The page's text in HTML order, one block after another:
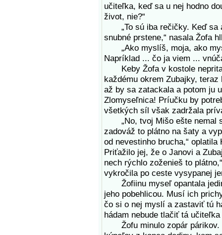
učiteľka, keď sa u nej hodno
život, nie?“
„To sú iba rečičky. Keď sa
snubné prstene,“ nasala Žofa
„Ako myslíš, moja, ako
Napríklad ... čo ja viem ...
Keby Žofa v kostole
každému okrem Zubajky,
až by sa zatackala a potom ju
Zlomyseľnica! Príučku by
všetkých síl však zadržala
„No, tvoj Mišo ešte nemal
zadováž to plátno na šaty a
od nevestinho brucha,“
Priťažilo jej, že o Janovi a
nech rýchlo zoženieš to
vykročila po ceste vysypanej
Žofiinu myseľ opantala
jeho pobehlicou. Musí ich
čo si o nej myslí a zastaviť tú
hádam nebude tlačiť tá
Žofu minulo zopár párikov.